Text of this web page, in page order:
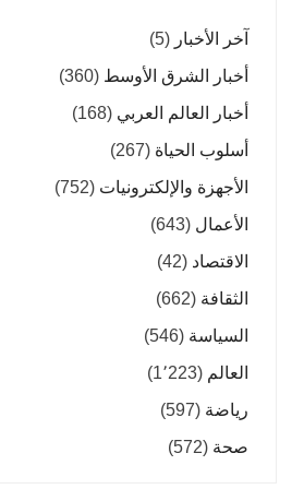
آخر الأخبار (5)
أخبار الشرق الأوسط (360)
أخبار العالم العربي (168)
أسلوب الحياة (267)
الأجهزة والإلكترونيات (752)
الأعمال (643)
الاقتصاد (42)
الثقافة (662)
السياسة (546)
العالم (1٬223)
رياضة (597)
صحة (572)